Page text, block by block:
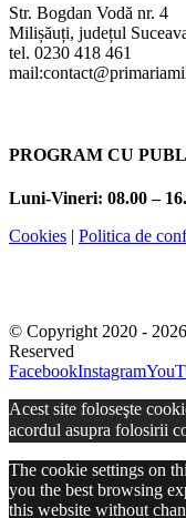
Str. Bogdan Vodă nr. 4
Milișăuți, județul
tel. 0230 418 461
PROGRAM CU
Luni-Vineri: 08.00 –
Cookies | Politica de
© Copyright 2020 -
Reserved
FacebookInstagram
Acest site foloseşte
acordul asupra folosirii
The cookie settings on
you the best browsing
this website without